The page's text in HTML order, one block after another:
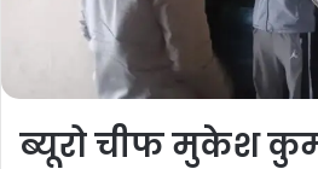
ब्यूरो चीफ मुकेश